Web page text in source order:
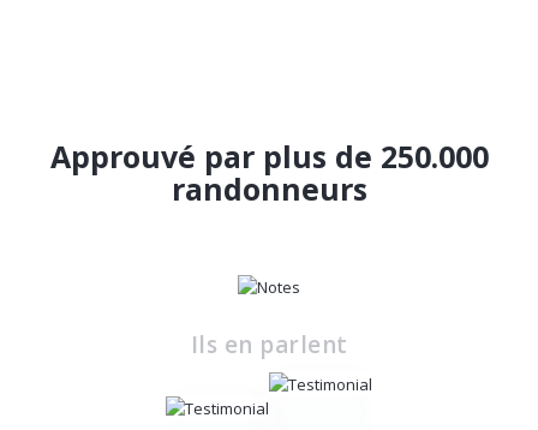
Approuvé par plus de 250.000
randonneurs
Ils en parlent